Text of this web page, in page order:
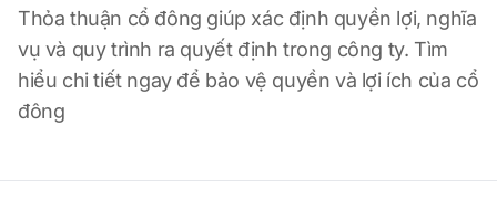
Thỏa thuận cổ đông giúp xác định quyền lợi, nghĩa
vụ và quy trình ra quyết định trong công ty. Tìm
hiểu chi tiết ngay để bảo vệ quyền và lợi ích của cổ
đông